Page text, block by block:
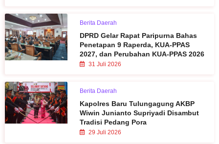
Berita Daerah
DPRD Gelar Rapat Paripurna Bahas
Penetapan 9 Raperda, KUA-PPAS
2027, dan Perubahan KUA-PPAS 2026
31 Juli 2026
Berita Daerah
Kapolres Baru Tulungagung AKBP
Wiwin Junianto Supriyadi Disambut
Tradisi Pedang Pora
29 Juli 2026